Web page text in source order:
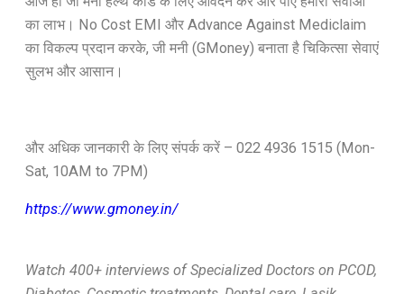
का लाभ। No Cost EMI और Advance Against Mediclaim
का विकल्प प्रदान करके, जी मनी (GMoney) बनाता है चिकित्सा सेवाएं
सुलभ और आसान।
और अधिक जानकारी के लिए संपर्क करें – 022 4936 1515 (Mon-
Sat, 10AM to 7PM)
https://www.gmoney.in/
Watch 400+ interviews of Specialized Doctors on PCOD,